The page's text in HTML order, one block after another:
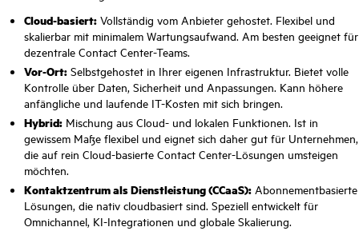
Cloud-basiert: Vollständig vom Anbieter gehostet. Flexibel und
skalierbar mit minimalem Wartungsaufwand. Am besten geeignet für
dezentrale Contact Center-Teams.
Vor-Ort: Selbstgehostet in Ihrer eigenen Infrastruktur. Bietet volle
Kontrolle über Daten, Sicherheit und Anpassungen. Kann höhere
anfängliche und laufende IT-Kosten mit sich bringen.
Hybrid: Mischung aus Cloud- und lokalen Funktionen. Ist in
gewissem Maße flexibel und eignet sich daher gut für Unternehmen,
die auf rein Cloud-basierte Contact Center-Lösungen umsteigen
möchten.
Kontaktzentrum als Dienstleistung (CCaaS): Abonnementbasierte
Lösungen, die nativ cloudbasiert sind. Speziell entwickelt für
Omnichannel, KI-Integrationen und globale Skalierung.